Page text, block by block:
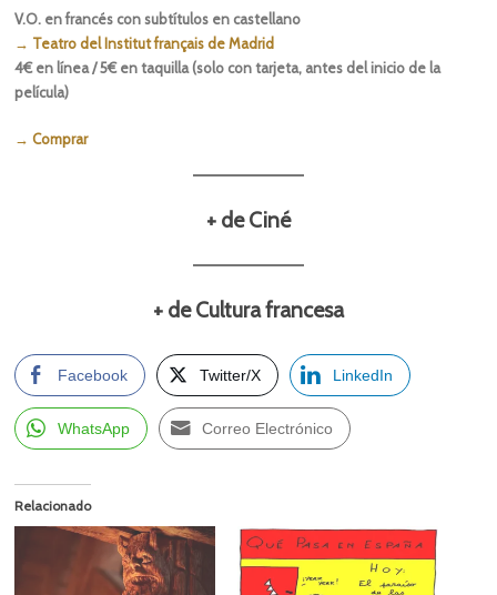
V.O. en francés con subtítulos en castellano
→ Teatro del Institut français de Madrid
4€ en línea / 5€ en taquilla (solo con tarjeta, antes del inicio de la
película)
→ Comprar
+ de Ciné
+ de Cultura francesa
Facebook Twitter/X LinkedIn
WhatsApp Correo Electrónico
Relacionado